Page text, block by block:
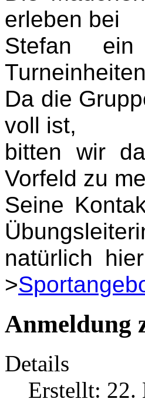
erleben bei
Stefan
Da die
voll ist,
bitten wir
Vorfeld zu
Seine
natürlich
>
Anmeldung
Details
Erstellt: 22.